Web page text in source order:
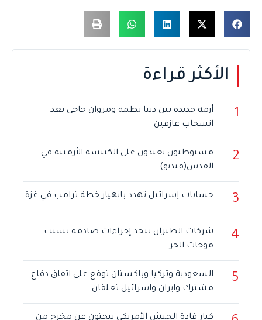
الأكثر قراءة
1
أزمة جديدة بين دنيا بطمة ومروان حاجي بعد
انسحاب عازفين
2
مستوطنون يعتدون على الكنيسة الأرمنية في
القدس(فيديو)
3 حسابات إسرائيل تهدد بانهيار خطة ترامب في غزة
4
شركات الطيران تتخذ إجراءات صادمة بسبب
موجات الحر
5
السعودية وتركيا وباكستان توقع على اتفاق دفاع
مشترك وايران واسرائيل تعلقان
كبار قادة الجيش الأمريكي يبحثون عن مخرج من